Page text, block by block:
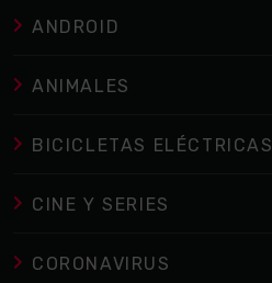
ANDROID
ANIMALES
BICICLETAS ELÉCTRICAS
CINE Y SERIES
CORONAVIRUS